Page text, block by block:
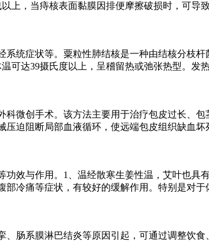
上，当痔核表面黏膜因排便摩擦破损时，可
统症状等。粟粒性肺结核是一种由结核分枝
可达39摄氏度以上，呈稽留热或弛张热型。发
微创手术。该方法主要用于治疗包皮过长、
迫阻断局部血液循环，使远端包皮组织缺血
效与作用。1、温经散寒生姜性温，艾叶也
冷痛等症状，有较好的缓解作用。特别是对
肠系膜淋巴结炎等原因引起，可通过调整饮